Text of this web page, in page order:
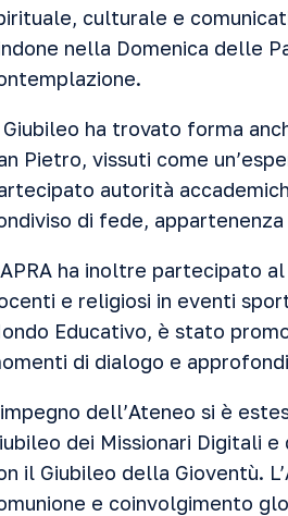
culturale e
nella Domenica delle
ha trovato forma
Pietro, vissuti come
autorità
di fede, appartenenza
ha inoltre partecipato
e religiosi in eventi
Educativo, è stato
di dialogo e
dell’Ateneo si è
dei Missionari Digitali
il Giubileo della Gioventù.
e coinvolgimento